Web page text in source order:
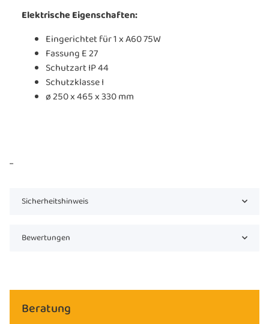
Elektrische Eigenschaften:
Eingerichtet für 1 x A60 75W
Fassung E 27
Schutzart IP 44
Schutzklasse I
ø 250 x 465 x 330 mm
...
Sicherheitshinweis
Bewertungen
Beratung